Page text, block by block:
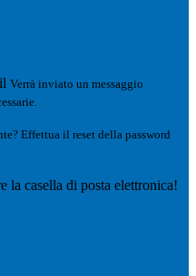
Verrà inviato un messaggio
Effettua il reset della password
la casella di posta elettronica!